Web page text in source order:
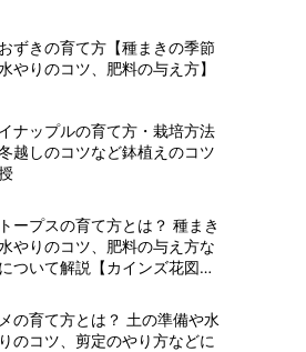
ずきの育て方【種まきの季節
やりのコツ、肥料の与え方】
ナップルの育て方・栽培方法
冬越しのコツなど鉢植えのコツ
ープスの育て方とは？ 種まき
やりのコツ、肥料の与え方な
ついて解説【カインズ花図
の育て方とは？ 土の準備や水
のコツ、剪定のやり方などに